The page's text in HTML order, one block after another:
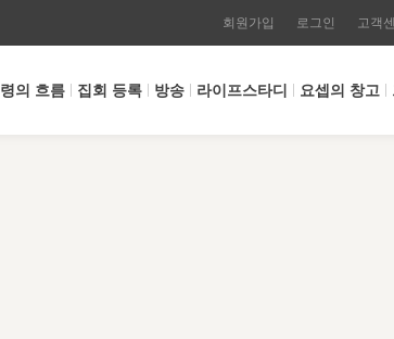
회원가입 로그인 고객
의 흐름 집회 등록 방송 라이프스타디 요셉의 창고